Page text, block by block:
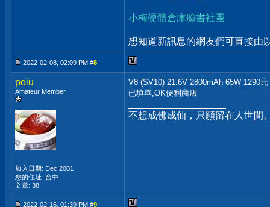
小梅硬體倉庫臉書社團
想知道新訊息的網友們可直接由
2022-02-08, 02:09 PM #8
poiu
Amateur Member
加入日期: Dec 2001
您的住址: 台中
文章: 38
V8 (SV10) 21.6V 2800mAh 65W 1290元
已填單,OK便利商店
不想成佛成仙，只願留在人世間
2022-02-16, 01:39 PM #9